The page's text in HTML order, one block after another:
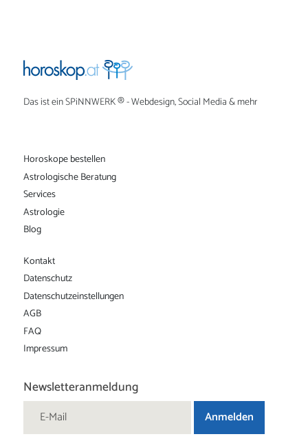
Das ist einSPiNNWERK® - Webdesign, Social Media & mehr
Horoskope bestellen
Astrologische Beratung
Services
Astrologie
Blog
Kontakt
Datenschutz
Datenschutz­einstellungen
AGB
FAQ
Impressum
Newsletteranmeldung